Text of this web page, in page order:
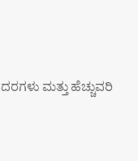
ಮತ್ತು ಹೆಚ್ಚುವರಿ